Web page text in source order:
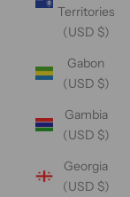
Territories
(USD $)
Gabon
(USD $)
Gambia
(USD $)
Georgia
(USD $)